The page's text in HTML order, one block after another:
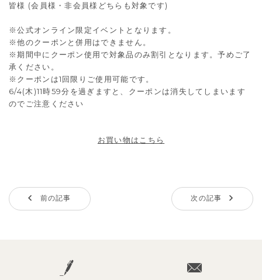
皆様 (会員様・非会員様どちらも対象です)
※公式オンライン限定イベントとなります。
※他のクーポンと併用はできません。
※期間中にクーポン使用で対象品のみ割引となります。予めご了
承ください。
※クーポンは1回限りご使用可能です。
6/4(木)11時59分を過ぎますと、クーポンは消失してしまいます
のでご注意ください
お買い物はこちら
前の記事 次の記事